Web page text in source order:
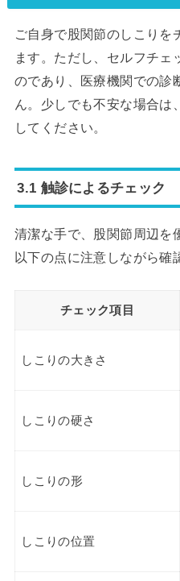
ご自身で股関節のしこりを
ます。ただし、セルフチェ
のであり、医療機関での診
ん。少しでも不安な場合は
してください。
3.1 触診によるチェック
清潔な手で、股関節周辺を
以下の点に注意しながら確
チェック項目
しこりの大きさ
しこりの硬さ
しこりの形
しこりの位置